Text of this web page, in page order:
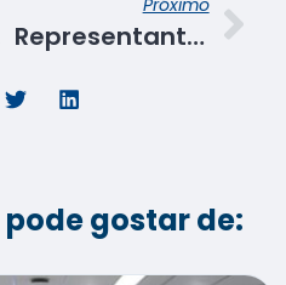
Próximo
Representantes do Banco Mundial e da Seteem visitam Senac Sergipe
gostar de: